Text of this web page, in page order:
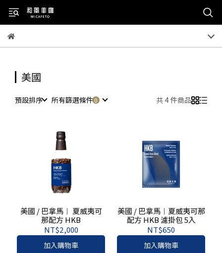
美國
預設排序 所有篩選條件 共 4 件商品
美國 / 巴拿馬︱ 夏威夷可
那配方 HKB
NT$2,000
加入購物車
美國 / 巴拿馬︱夏威夷可那
配方 HKB 濾掛包 5入
NT$650
加入購物車